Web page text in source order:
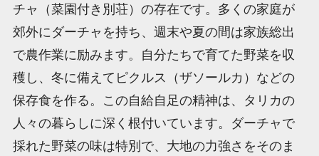
チャ（菜園付き別荘）の存在です。多くの家庭が
郊外にダーチャを持ち、週末や夏の間は家族総出
で農作業に励みます。自分たちで育てた野菜を収
穫し、冬に備えてピクルス（ザソールカ）などの
保存食を作る。この自給自足の精神は、タリカの
人々の暮らしに深く根付いています。ダーチャで
採れた野菜の味は特別で、大地の力強さをそのま